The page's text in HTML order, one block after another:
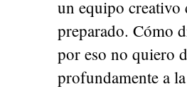
un equipo creativo
preparado. Cómo
por eso no quiero
profundamente a